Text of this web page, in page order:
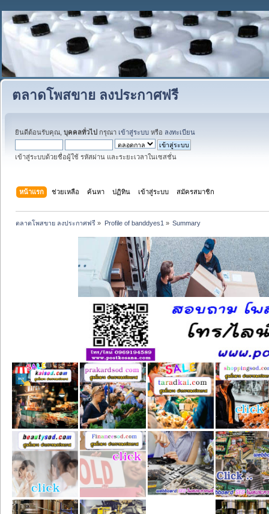
ตลาดโพสขาย ลงประกาศฟรี
ยินดีต้อนรับคุณ, บุคคลทั่วไป กรุณา เข้าสู่ระบบ หรือ ลงทะเบียน
เข้าสู่ระบบด้วยชื่อผู้ใช้ รหัสผ่าน และระยะเวลาในเซสชั่น
หน้าแรก ช่วยเหลือ ค้นหา ปฏิทิน เข้าสู่ระบบ สมัครสมาชิก
ตลาดโพสขาย ลงประกาศฟรี » Profile of banddyes1 » Summary